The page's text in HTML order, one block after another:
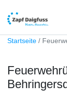
Startseite